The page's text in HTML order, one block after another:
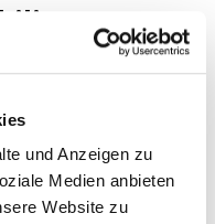
und Anzeigen zu
Medien anbieten
Website zu